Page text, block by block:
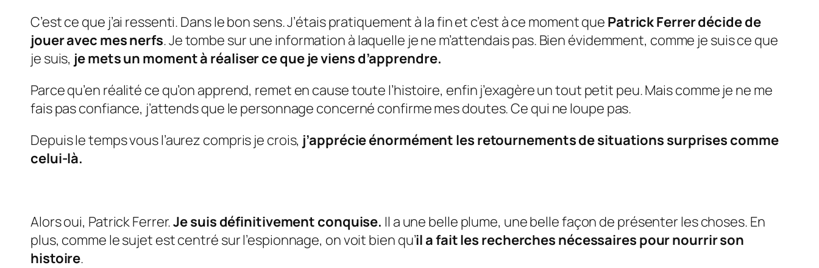
C’est ce que j’ai ressenti. Dans le bon sens. J’étais pratiquement à la fin et c’est à ce moment que Patrick Ferrer décide de
jouer avec mes nerfs. Je tombe sur une information à laquelle je ne m’attendais pas. Bien évidemment, comme je suis ce que
je suis, je mets un moment à réaliser ce que je viens d’apprendre.
Parce qu’en réalité ce qu’on apprend, remet en cause toute l’histoire, enfin j’exagère un tout petit peu. Mais comme je ne me
fais pas confiance, j’attends que le personnage concerné confirme mes doutes. Ce qui ne loupe pas.
Depuis le temps vous l’aurez compris je crois, j’apprécie énormément les retournements de situations surprises comme
celui-là.
Alors oui, Patrick Ferrer.Je suis définitivement conquise. Il a une belle plume, une belle façon de présenter les choses. En
plus, comme le sujet est centré sur l’espionnage, on voit bien qu’il a fait les recherches nécessaires pour nourrir son
histoire.